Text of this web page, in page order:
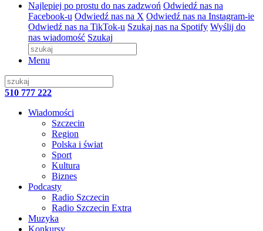
Najlepiej po prostu do nas zadzwoń Odwiedź nas na
Facebook-u Odwiedź nas na X Odwiedź nas na Instagram-ie
Odwiedź nas na TikTok-u Szukaj nas na Spotify Wyślij do
nas wiadomość Szukaj
Menu
510 777 222
Wiadomości
Szczecin
Region
Polska i świat
Sport
Kultura
Biznes
Podcasty
Radio Szczecin
Radio Szczecin Extra
Muzyka